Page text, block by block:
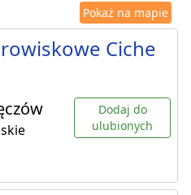
Pokaż na mapie
Ciche
Dodaj do
ulubionych